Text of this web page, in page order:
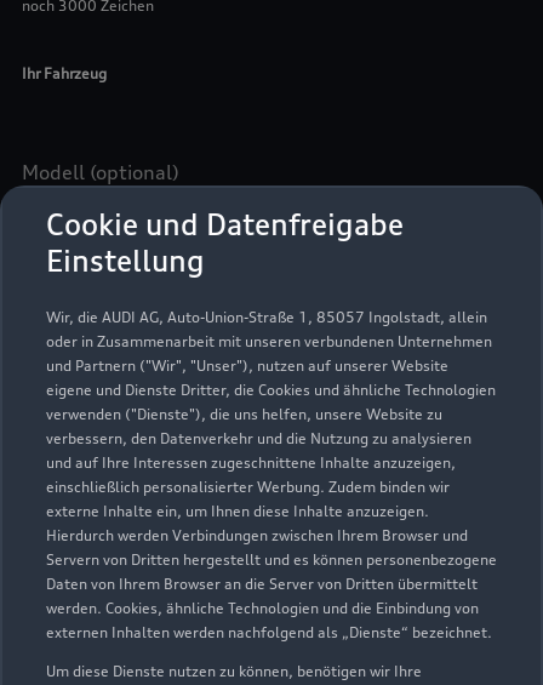
Cookie und Datenfreigabe
Einstellung
Wir, die AUDI AG, Auto-Union-Straße 1, 85057 Ingolstadt, allein
oder in Zusammenarbeit mit unseren verbundenen Unternehmen
und Partnern ("Wir", "Unser"), nutzen auf unserer Website
eigene und Dienste Dritter, die Cookies und ähnliche Technologien
verwenden ("Dienste"), die uns helfen, unsere Website zu
verbessern, den Datenverkehr und die Nutzung zu analysieren
und auf Ihre Interessen zugeschnittene Inhalte anzuzeigen,
einschließlich personalisierter Werbung. Zudem binden wir
externe Inhalte ein, um Ihnen diese Inhalte anzuzeigen.
Hierdurch werden Verbindungen zwischen Ihrem Browser und
Servern von Dritten hergestellt und es können personenbezogene
Daten von Ihrem Browser an die Server von Dritten übermittelt
werden. Cookies, ähnliche Technologien und die Einbindung von
externen Inhalten werden nachfolgend als „Dienste“ bezeichnet.
Um diese Dienste nutzen zu können, benötigen wir Ihre